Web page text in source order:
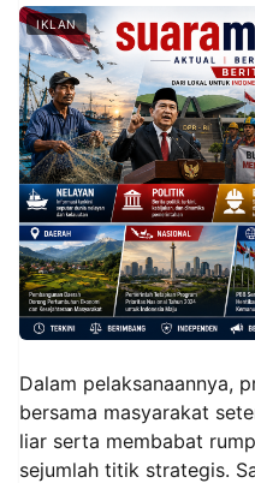
IKLAN
Dalam pelaksanaannya,
bersama masyarakat
liar serta membabat
sejumlah titik strategis.